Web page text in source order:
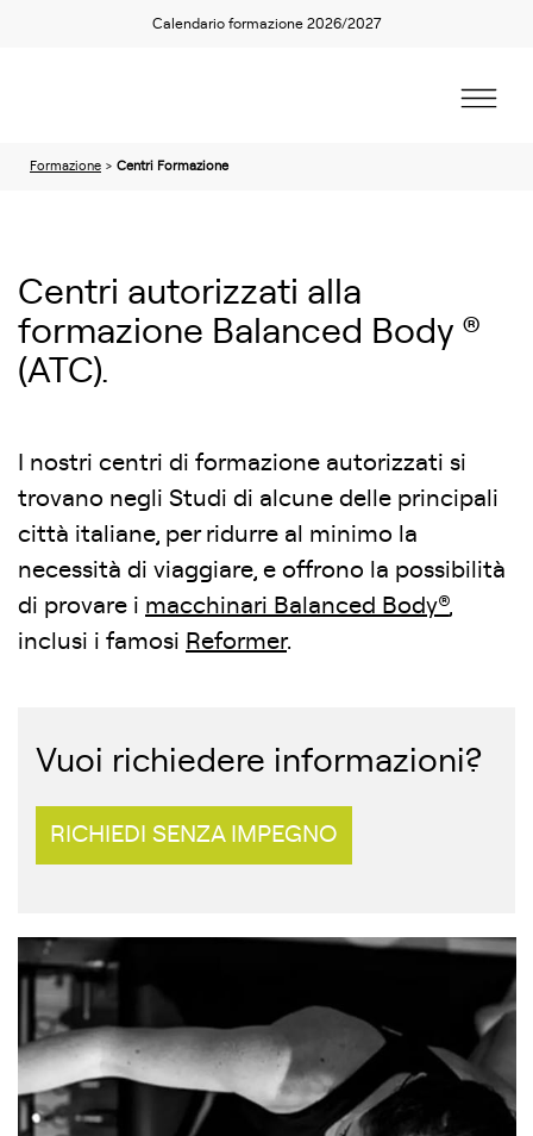
Calendario formazione 2026/2027
Formazione > Centri Formazione
Centri autorizzati alla
formazione Balanced Body ®
(ATC).
I nostri centri di formazione autorizzati si
trovano negli Studi di alcune delle principali
città italiane, per ridurre al minimo la
necessità di viaggiare, e offrono la possibilità
di provare i macchinari Balanced Body®,
inclusi i famosi Reformer.
Vuoi richiedere informazioni?
RICHIEDI SENZA IMPEGNO